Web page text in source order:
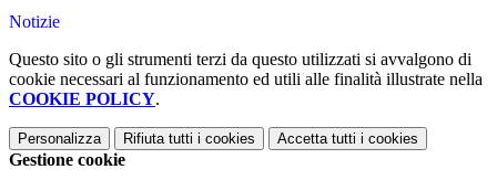
Notizie
Questo sito o gli strumenti terzi da questo utilizzati si avvalgono di
cookie necessari al funzionamento ed utili alle finalità illustrate nella
COOKIE POLICY.
Personalizza Rifiuta tutti i cookies Accetta tutti i cookies
Gestione cookie